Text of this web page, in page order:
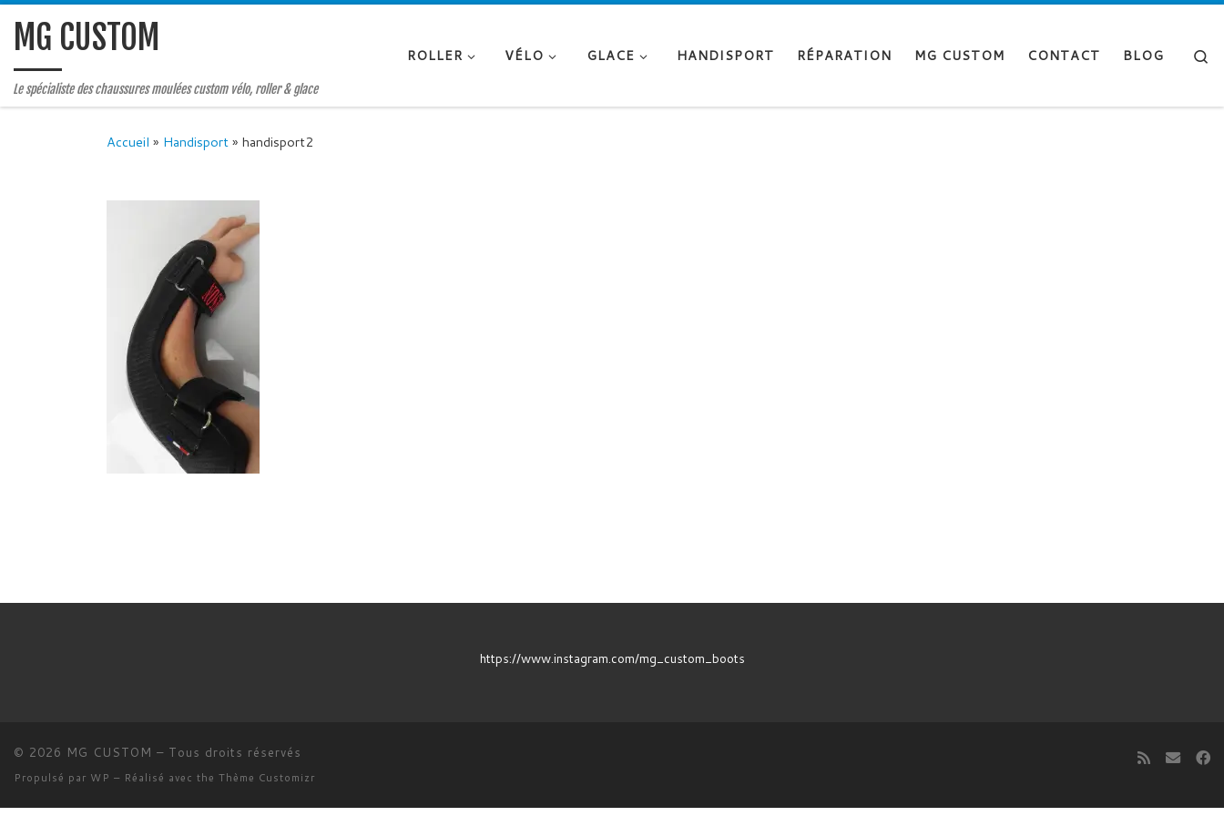
MG CUSTOM
Le spécialiste des chaussures moulées custom vélo, roller & glace
ROLLER VÉLO GLACE HANDISPORT RÉPARATION MG CUSTOM CONTACT BLOG
Accueil » Handisport» handisport2
https://www.instagram.com/mg_custom_boots
© 2026 MG CUSTOM – Tous droits réservés
Propulsé par WP – Réalisé avec the Thème Customizr